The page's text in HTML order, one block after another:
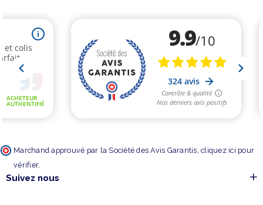
Marchand approuvé par la Société des Avis Garantis, cliquez ici pour
vérifier.
Suivez nous